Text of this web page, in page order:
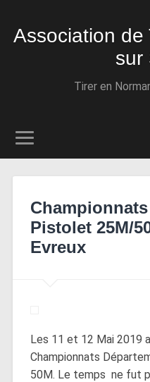
Association de
sur
Tirer en
Pistolet 25M/
Evreux
Les 11 et 12 Mai 2019
Championnats
50M. Le temps ne fut